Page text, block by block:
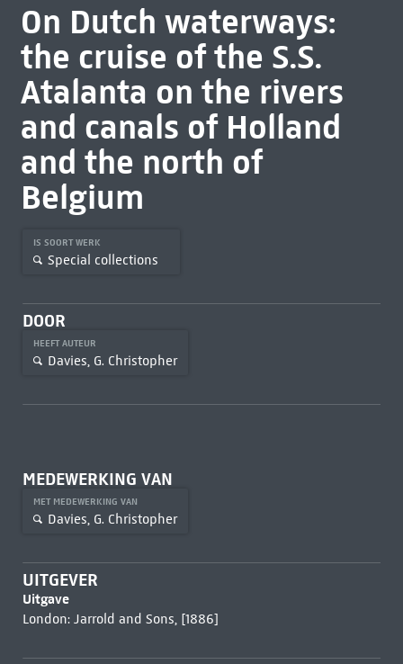
On Dutch waterways:
the cruise of the S.S.
Atalanta on the rivers
and canals of Holland
and the north of
Belgium
IS SOORT WERK
Special collections
DOOR
HEEFT AUTEUR
Davies, G. Christopher
MEDEWERKING VAN
MET MEDEWERKING VAN
Davies, G. Christopher
UITGEVER
Uitgave
London: Jarrold and Sons, [1886]